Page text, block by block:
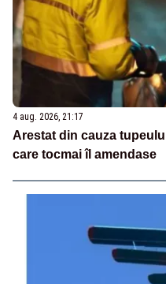
4 aug. 2026, 21:17
Arestat din cauza
care tocmai îl amendase